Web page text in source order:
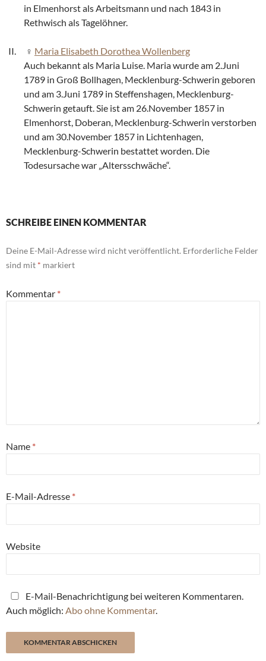
in Elmenhorst als Arbeitsmann und nach 1843 in
Rethwisch als Tagelöhner.
Maria Elisabeth Dorothea Wollenberg
Auch bekannt als Maria Luise. Maria wurde am 2.Juni
1789 in Groß Bollhagen, Mecklenburg-Schwerin geboren
und am 3.Juni 1789 in Steffenshagen, Mecklenburg-
Schwerin getauft. Sie ist am 26.November 1857 in
Elmenhorst, Doberan, Mecklenburg-Schwerin verstorben
und am 30.November 1857 in Lichtenhagen,
Mecklenburg-Schwerin bestattet worden. Die
Todesursache war „Altersschwäche“.
SCHREIBE EINEN KOMMENTAR
Deine E-Mail-Adresse wird nicht veröffentlicht. Erforderliche Felder
sind mit * markiert
Kommentar *
Name *
E-Mail-Adresse *
Website
E-Mail-Benachrichtigung bei weiteren Kommentaren.
Auch möglich: Abo ohne Kommentar.